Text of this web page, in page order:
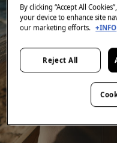
By clicking “Accept All
your device to enhance site
our marketing efforts. +INFO
Reject All